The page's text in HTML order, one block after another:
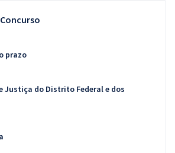
prazo
Justiça do Distrito Federal e dos